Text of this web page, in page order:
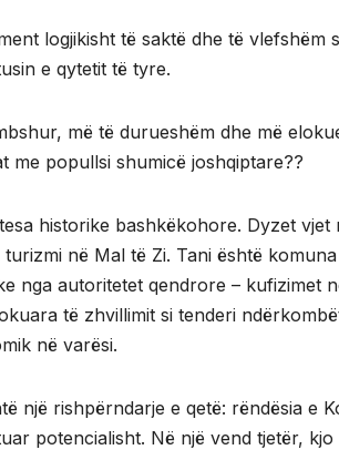
logjikisht të saktë dhe të vlefshëm
e qytetit të tyre.
më të durueshëm dhe më
me popullsi shumicë joshqiptare??
historike bashkëkohore. Dyzet vjet
në Mal të Zi. Tani është
nga autoritetet qendrore – kufizimet
të zhvillimit si tenderi
në varësi.
një rishpërndarje e qetë: rëndësia e
potencialisht. Në një vend tjetër, kjo